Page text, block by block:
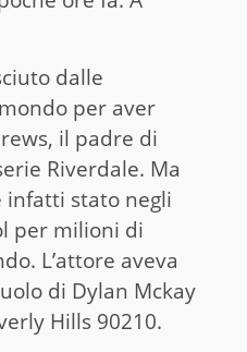
dalle
per aver
il padre di
Riverdale. Ma
infatti stato negli
per milioni di
L’attore aveva
di Dylan Mckay
Hills 90210.